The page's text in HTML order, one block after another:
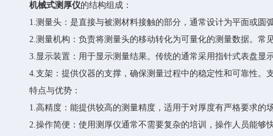
机械式测厚仪的结构组成：
1.测量头：是直接与被测材料接触的部分，通常设计为平面或圆
2.测量机构：负责将测量头的移动转化为可量化的测量数据。常
3.显示装置：用于显示测量结果。传统的通常采用指针式表盘显
4.支架：提供仪器的支撑，确保测量过程中的稳定性和可靠性。
特点与优势：
1.高精度：能提供较高的测量精度，适用于对厚度有严格要求的
2.操作简便：使用测厚仪通常不需要复杂的培训，操作人员能够